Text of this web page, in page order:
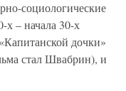
социологические
– начала 30-х
дочки»
стал Швабрин), и